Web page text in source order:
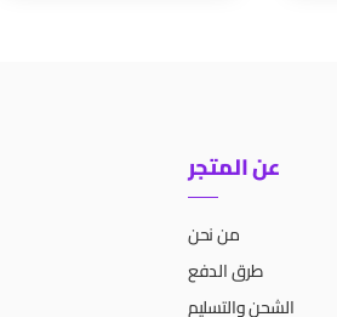
عن المتجر
من نحن
طرق الدفع
الشحن والتسليم